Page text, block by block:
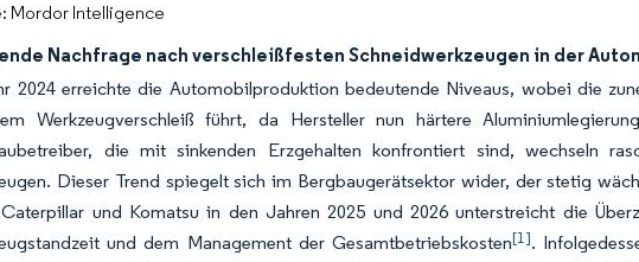
Mordor Intelligence
Nachfrage nach verschleißfesten Schneidwerkzeugen in der
2024 erreichte die Automobilproduktion bedeutende Niveaus, wobei die
Werkzeugverschleiß führt, da Hersteller nun härtere
die mit sinkenden Erzgehalten konfrontiert sind, wechseln
Dieser Trend spiegelt sich im Bergbaugerätsektor wider, der stetig
und Komatsu in den Jahren 2025 und 2026 unterstreicht die
und dem Management der Gesamtbetriebskosten[1].